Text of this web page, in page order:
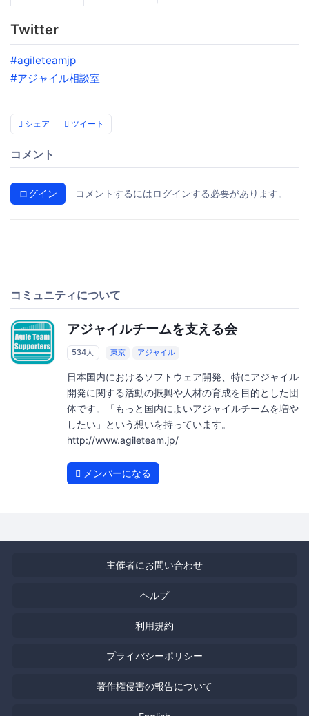
Twitter
#agileteamjp
#アジャイル相談室
シェア ツイート
コメント
ログイン コメントするにはログインする必要があります。
コミュニティについて
アジャイルチームを支える会
534人 東京 アジャイル
日本国内におけるソフトウェア開発、特にアジャイル
開発に関する活動の振興や人材の育成を目的とした団
体です。「もっと国内によいアジャイルチームを増や
したい」という想いを持っています。
http://www.agileteam.jp/
メンバーになる
主催者にお問い合わせ
ヘルプ
利用規約
プライバシーポリシー
著作権侵害の報告について